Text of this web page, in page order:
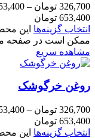
326,700 تومان –
653,400 تومان
انتخاب گزینه‌ها این
ممکن است در صفحه
مشاهده سریع
روغن خرگوشک
326,700 تومان –
653,400 تومان
انتخاب گزینه‌ها این